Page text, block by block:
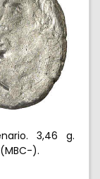
3,46 g.
).